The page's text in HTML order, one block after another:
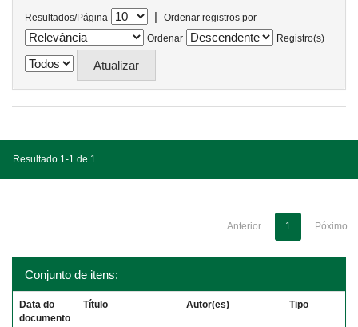
Resultados/Página |
Ordenar registros por
Ordenar
Registro(s)
Resultado 1-1 de 1.
Anterior 1 Póximo
Conjunto de itens:
Data do
documento
Título Autor(es) Tipo